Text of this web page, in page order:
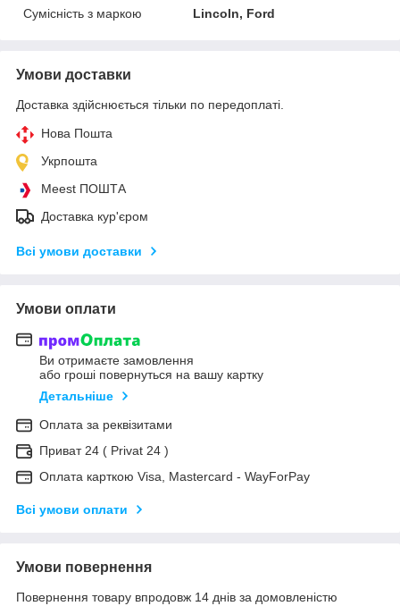
Сумісність з маркою
Lincoln, Ford
Умови доставки
Доставка здійснюється тільки по передоплаті.
Нова Пошта
Укрпошта
Meest ПОШТА
Доставка кур'єром
Всі умови доставки
Умови оплати
Ви отримаєте замовлення
або гроші повернуться на вашу картку
Детальніше
Оплата за реквізитами
Приват 24 ( Privat 24 )
Оплата карткою Visa, Mastercard - WayForPay
Всі умови оплати
Умови повернення
Повернення товару впродовж 14 днів за домовленістю